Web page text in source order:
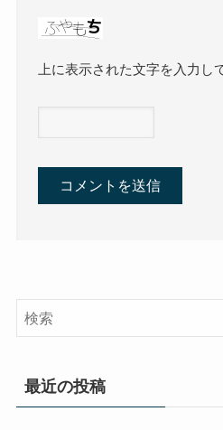
上に表示された文字を入力し
最近の投稿